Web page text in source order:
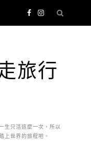
旅行
生只活這麼一次，所以
上世界的旅程吧。